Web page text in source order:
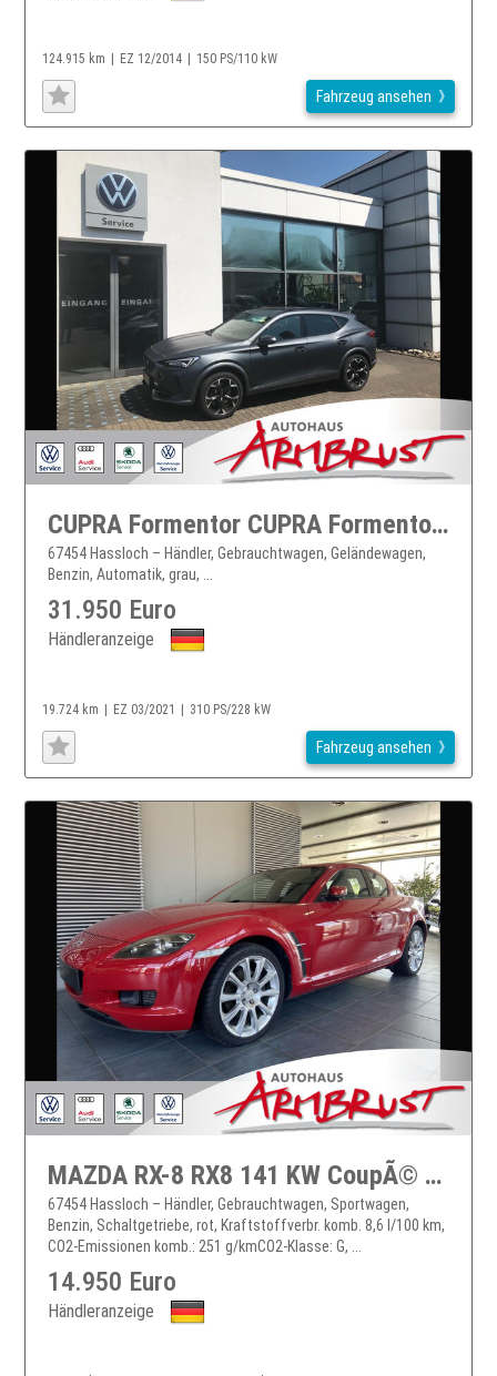
124.915 km EZ 12/2014 150 PS/110 kW
Fahrzeug ansehen
CUPRA Formentor CUPRA Formentor VZ 228 KW TSI 4 Drive DSG Klima
67454 Hassloch – Händler, Gebrauchtwagen, Geländewagen,
Benzin, Automatik, grau, ...
31.950 Euro
Händleranzeige
19.724 km EZ 03/2021 310 PS/228 kW
Fahrzeug ansehen
MAZDA RX-8 RX8 141 KW CoupÃ© Klima el. Fenster
67454 Hassloch – Händler, Gebrauchtwagen, Sportwagen,
Benzin, Schaltgetriebe, rot, Kraftstoffverbr. komb. 8,6 l/100 km,
CO2-Emissionen komb.: 251 g/kmCO2-Klasse: G, ...
14.950 Euro
Händleranzeige